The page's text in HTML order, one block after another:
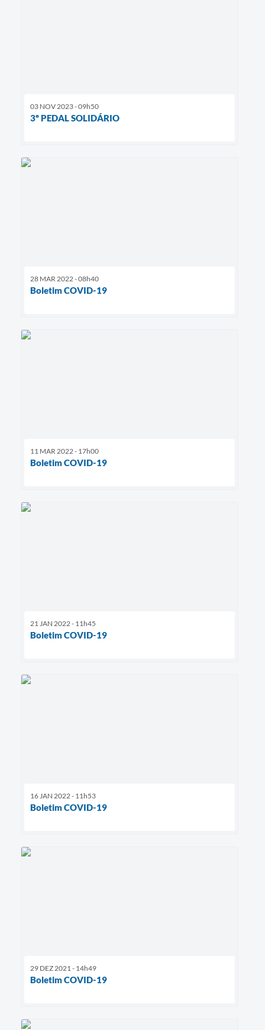
03 NOV 2023 - 09h50
3º PEDAL SOLIDÁRIO
28 MAR 2022 - 08h40
Boletim COVID-19
11 MAR 2022 - 17h00
Boletim COVID-19
21 JAN 2022 - 11h45
Boletim COVID-19
16 JAN 2022 - 11h53
Boletim COVID-19
29 DEZ 2021 - 14h49
Boletim COVID-19